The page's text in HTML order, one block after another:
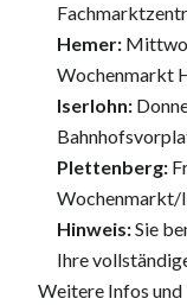
Hemer:
Wochenmarkt
Iserlohn:
Plettenberg:
Wochenmarkt/
Hinweis:Sie
Ihre
Weitere Infos und